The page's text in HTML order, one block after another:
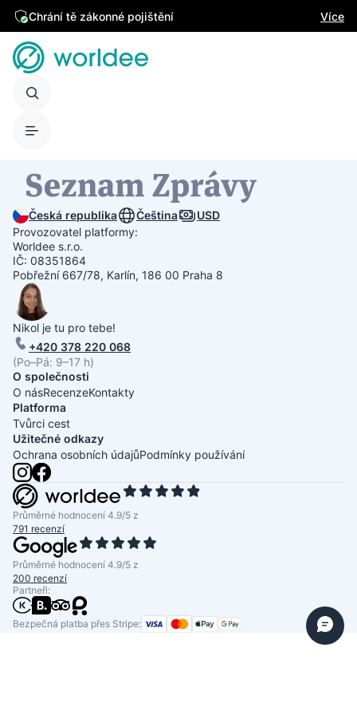
Chrání tě zákonné pojištění Více
Česká republika Čeština
USD
Provozovatel platformy:
Worldee s.r.o.
IČ: 08351864
Pobřežní 667/78, Karlín, 186 00 Praha 8
Nikol je tu pro tebe!
+420 378 220 068
(Po–Pá: 9–17 h)
O společnosti
O násRecenzeKontakty
Platforma
Tvůrci cest
Užitečné odkazy
Ochrana osobních údajůPodmínky používání
Průměrné hodnocení 4.9/5 z
791 recenzí
Průměrné hodnocení 4.9/5 z
200 recenzí
Partneři:
Bezpečná platba přes Stripe: